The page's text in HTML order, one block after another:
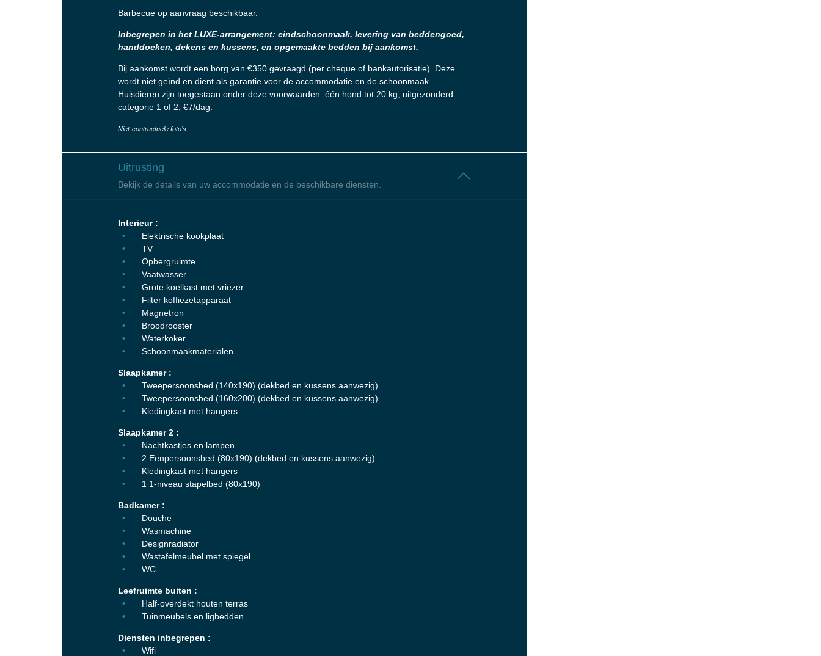
Barbecue op aanvraag beschikbaar.
Inbegrepen in het LUXE-arrangement: eindschoonmaak, levering van beddengoed,
handdoeken, dekens en kussens, en opgemaakte bedden bij aankomst.
Bij aankomst wordt een borg van €350 gevraagd (per cheque of bankautorisatie). Deze
wordt niet geïnd en dient als garantie voor de accommodatie en de schoonmaak.
Huisdieren zijn toegestaan onder deze voorwaarden: één hond tot 20 kg, uitgezonderd
categorie 1 of 2, €7/dag.
Niet-contractuele foto’s.
Uitrusting
Bekijk de details van uw accommodatie en de beschikbare diensten.
Interieur :
Elektrische kookplaat
TV
Opbergruimte
Vaatwasser
Grote koelkast met vriezer
Filter koffiezetapparaat
Magnetron
Broodrooster
Waterkoker
Schoonmaakmaterialen
Slaapkamer :
Tweepersoonsbed (140x190) (dekbed en kussens aanwezig)
Tweepersoonsbed (160x200) (dekbed en kussens aanwezig)
Kledingkast met hangers
Slaapkamer 2 :
Nachtkastjes en lampen
2 Eenpersoonsbed (80x190) (dekbed en kussens aanwezig)
Kledingkast met hangers
1 1-niveau stapelbed (80x190)
Badkamer :
Douche
Wasmachine
Designradiator
Wastafelmeubel met spiegel
WC
Leefruimte buiten :
Half-overdekt houten terras
Tuinmeubels en ligbedden
Diensten inbegrepen :
Wifi